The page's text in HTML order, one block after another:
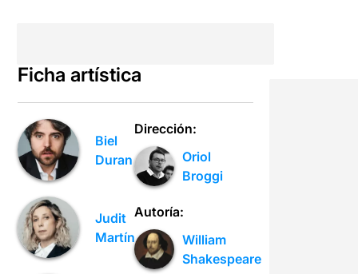
Ficha artística
Biel
Duran
Judit
Martín
Dirección:
Oriol
Broggi
Autoría:
William
Shakespeare